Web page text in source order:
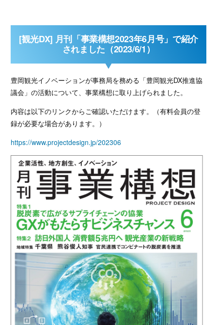
[観光DX] 月刊「事業構想2023年6月号」で紹介
されました（2023/6/1）
豊岡観光イノベーションが事務局を務める「豊岡観光DX推進協
議会」の活動について、事業構想に取り上げられました。
内容は以下のリンクからご確認いただけます。（有料会員の登
録が必要な場合があります。）
https://www.projectdesign.jp/202306